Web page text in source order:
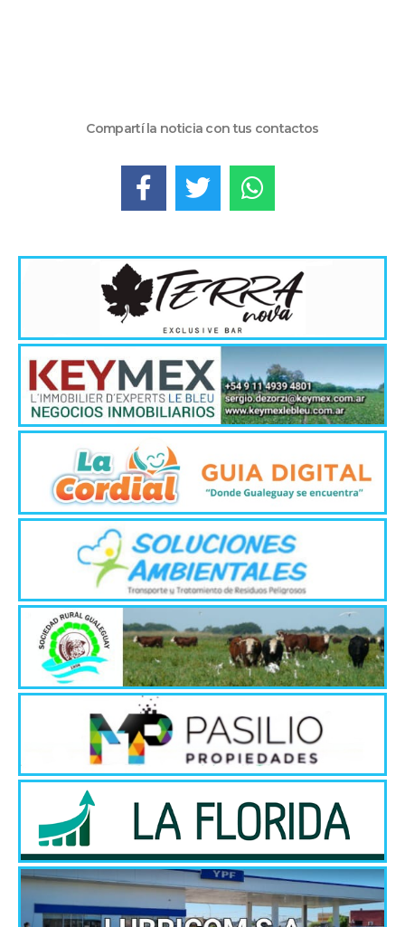
Compartí la noticia con tus contactos